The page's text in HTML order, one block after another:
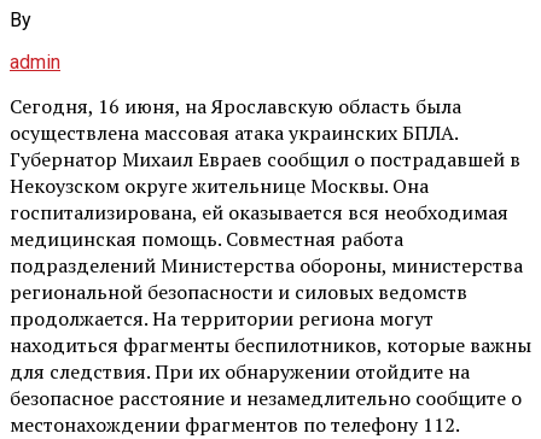
By
admin
Сегодня, 16 июня, на Ярославскую область была
осуществлена массовая атака украинских БПЛА.
Губернатор Михаил Евраев сообщил о пострадавшей в
Некоузском округе жительнице Москвы. Она
госпитализирована, ей оказывается вся необходимая
медицинская помощь. Совместная работа
подразделений Министерства обороны, министерства
региональной безопасности и силовых ведомств
продолжается. На территории региона могут
находиться фрагменты беспилотников, которые важны
для следствия. При их обнаружении отойдите на
безопасное расстояние и незамедлительно сообщите о
местонахождении фрагментов по телефону 112.